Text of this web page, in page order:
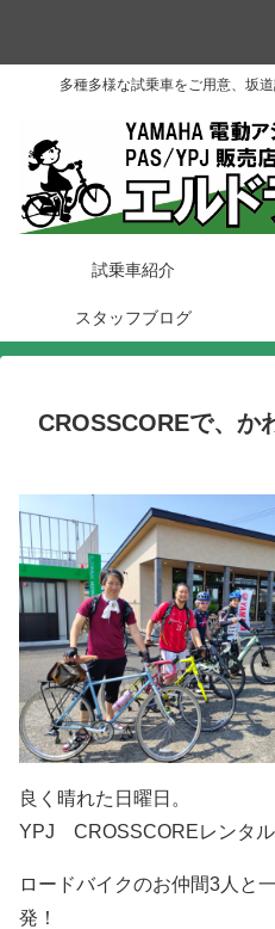
多種多様な試乗車をご用意、坂
試乗車紹介
スタッフブログ
CROSSCOREで、か
良く晴れた日曜日。
YPJ CROSSCOREレンタル
ロードバイクのお仲間3人と
発！